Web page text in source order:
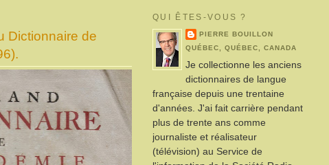
Dictionnaire de
QUI ÊTES-VOUS ?
PIERRE BOUILLON
QUÉBEC, QUÉBEC, CANADA
Je collectionne les anciens
dictionnaires de langue
française depuis une trentaine
d'années. J'ai fait carrière pendant
plus de trente ans comme
journaliste et réalisateur
(télévision) au Service de